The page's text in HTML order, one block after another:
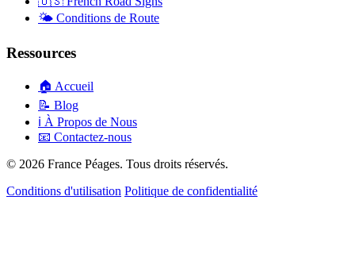
🌤️ Conditions de Route
Ressources
🏠 Accueil
📝 Blog
ℹ️ À Propos de Nous
📧 Contactez-nous
© 2026 France Péages. Tous droits réservés.
Conditions d'utilisation Politique de confidentialité